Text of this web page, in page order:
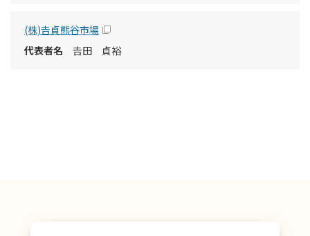
(株)𠮷貞熊谷市場
𠮷田 貞裕